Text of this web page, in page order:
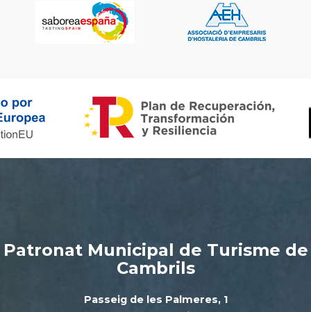
Patronat Municipal de Turisme de
Cambrils
Passeig de les Palmeres, 1